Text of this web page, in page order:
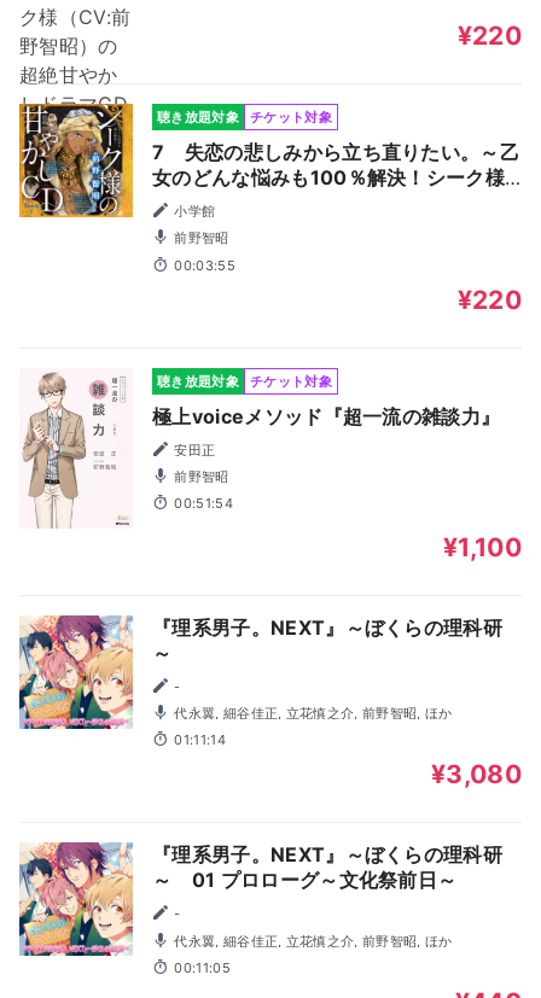
¥220
聴き放題対象 チケット対象
7 失恋の悲しみから立ち直りたい。～乙
女のどんな悩みも100％解決！シーク様
（CV:前野智昭）の超絶甘やかしドラマ
CD～
小学館
前野智昭
00:03:55
¥220
聴き放題対象 チケット対象
極上voiceメソッド『超一流の雑談力』
安田正
前野智昭
00:51:54
¥1,100
『理系男子。NEXT』～ぼくらの理科研
～
-
代永翼, 細谷佳正, 立花慎之介, 前野智昭, ほか
01:11:14
¥3,080
『理系男子。NEXT』～ぼくらの理科研
～ 01 プロローグ～文化祭前日～
-
代永翼, 細谷佳正, 立花慎之介, 前野智昭, ほか
00:11:05